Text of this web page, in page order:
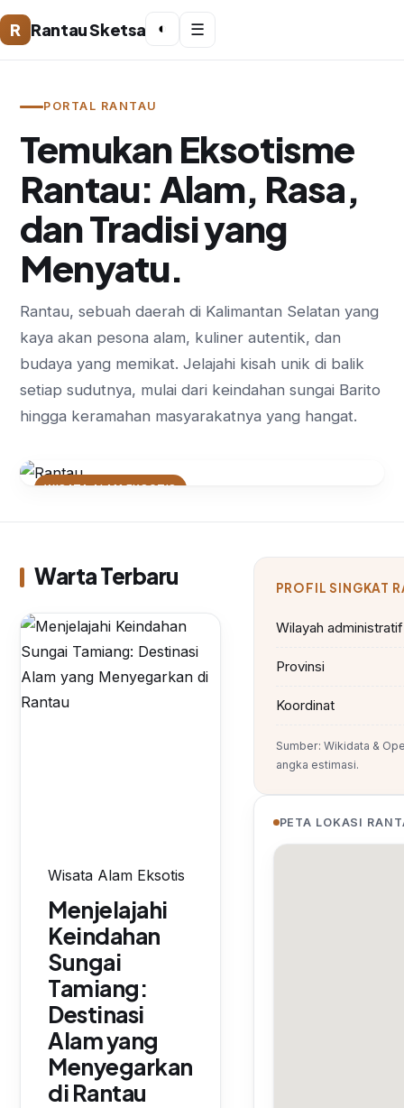
R Rantau Sketsa ◐ ☰
PORTAL RANTAU
Temukan Eksotisme
Rantau: Alam, Rasa,
dan Tradisi yang
Menyatu.
Rantau, sebuah daerah di Kalimantan Selatan yang
kaya akan pesona alam, kuliner autentik, dan
budaya yang memikat. Jelajahi kisah unik di balik
setiap sudutnya, mulai dari keindahan sungai Barito
hingga keramahan masyarakatnya yang hangat.
WISATA ALAM EKSOTIS
Menyegarkan di Rantau
Warta Terbaru
Wisata Alam Eksotis
Menjelajahi
Keindahan
Sungai
Tamiang:
Destinasi
Alam yang
Menyegarkan
di Rantau
PROFIL SINGKAT
Wilayah administratif
Provinsi
Koordinat
Sumber: Wikidata &
angka estimasi.
PETA LOKASI